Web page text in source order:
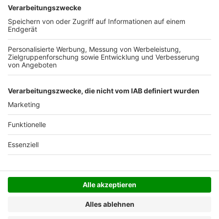
Versandkosten.
Der Bestellprozess ist mit Hilfe eines SSL-
SERVICE HOTLINE
SHOP SERVICE